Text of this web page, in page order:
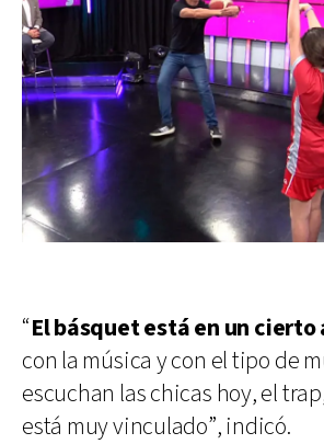
“El básquet está en un cierto
con la música y con el tipo de
escuchan las chicas hoy, el
está muy vinculado”, indicó.